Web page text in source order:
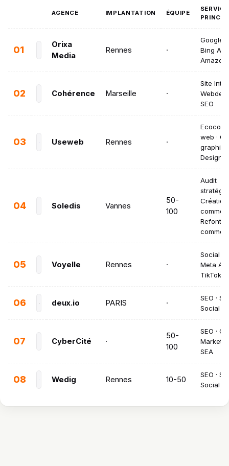
AGENCE IMPLANTATION ÉQUIPE
01
Orixa
Media
Rennes ·
Google
Bing Ads
Amazon
02 Cohérence Marseille ·
Site
SEO
03 Useweb Rennes ·
web ·
Design
04 Soledis Vannes
50-
100
Audit
Refonte
05 Voyelle Rennes ·
Social
Meta
TikTok
06 deux.io PARIS ·
SEO ·
Social
07 CyberCité ·
50-
100
SEO ·
SEA
08 Wedig Rennes 10-50
SEO ·
Social